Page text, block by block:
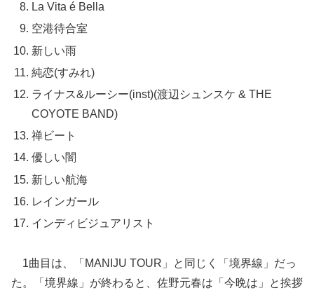
La Vita é Bella
空港待合室
新しい雨
純恋(すみれ)
ライナス&ルーシー(inst)(渡辺シュンスケ & THE
COYOTE BAND)
禅ビート
優しい闇
新しい航海
レインガール
インディビジュアリスト
1曲目は、「MANIJU TOUR」と同じく「境界線」だっ
た。「境界線」が終わると、佐野元春は「今晩は」と挨拶